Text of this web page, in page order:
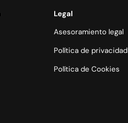
Legal
Asesoramiento legal
Política de privacidad
Política de Cookies